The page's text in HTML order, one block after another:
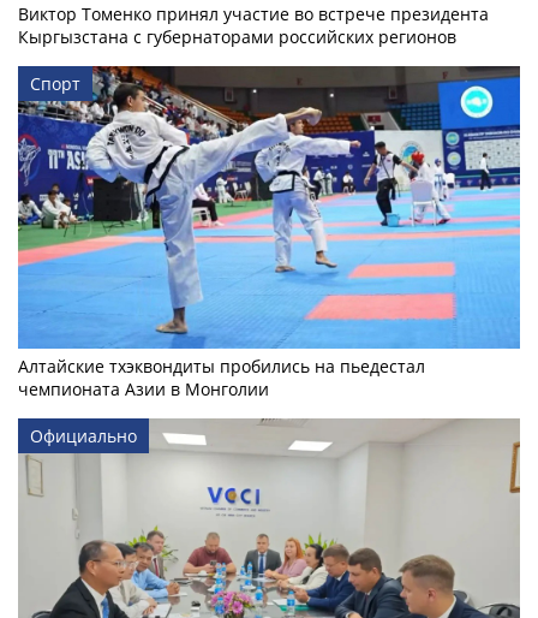
Виктор Томенко принял участие во встрече президента
Кыргызстана с губернаторами российских регионов
Спорт
Алтайские тхэквондиты пробились на пьедестал
чемпионата Азии в Монголии
Официально